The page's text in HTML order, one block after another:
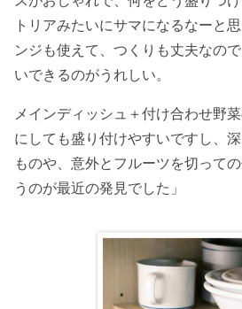
トリアみたいにサマになるなーと
ンジも使えて、つくりも丈夫なの
いできるのがうれしい。
メインディッシュ＋付け合わせ野
にしても盛り付けやすいですし、
ものや、意外とフルーツを切って
うのが最近の発見でした」